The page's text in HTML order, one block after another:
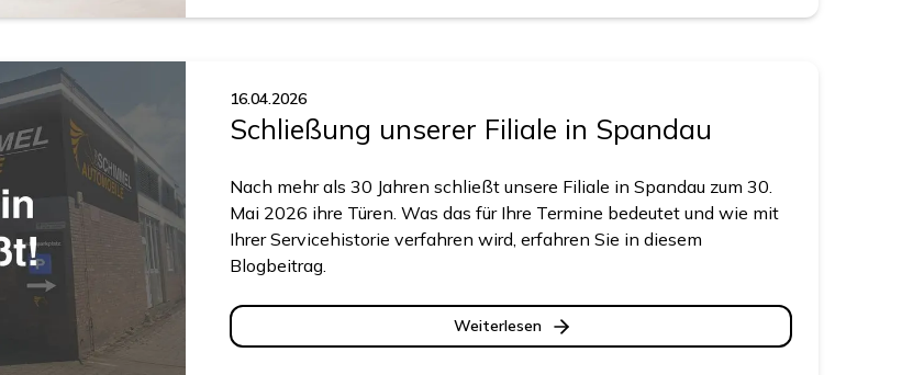
16.04.2026
Schließung unserer Filiale in Spandau
Nach mehr als 30 Jahren schließt unsere Filiale in Spandau zum 30.
Mai 2026 ihre Türen. Was das für Ihre Termine bedeutet und wie mit
Ihrer Servicehistorie verfahren wird, erfahren Sie in diesem
Blogbeitrag.
Weiterlesen